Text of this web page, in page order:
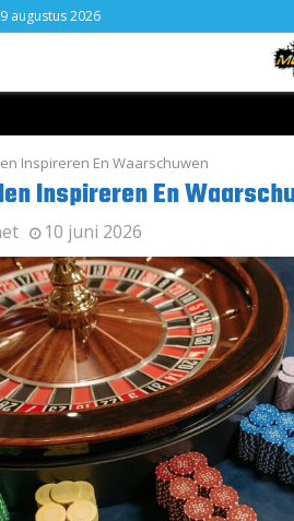
9 augustus 2026
Inspireren En Waarschuwen
Inspireren En
10 juni 2026